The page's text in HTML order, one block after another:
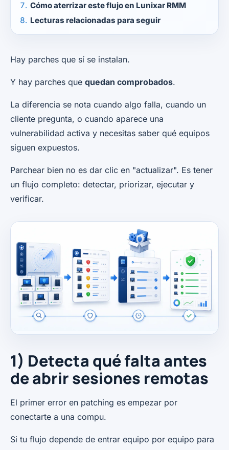
Cómo aterrizar este flujo en Lunixar RMM
Lecturas relacionadas para seguir
Hay parches que sí se instalan.
Y hay parches que quedan comprobados.
La diferencia se nota cuando algo falla, cuando un
cliente pregunta, o cuando aparece una
vulnerabilidad activa y necesitas saber qué equipos
siguen expuestos.
Parchear bien no es dar clic en "actualizar". Es tener
un flujo completo: detectar, priorizar, ejecutar y
verificar.
1) Detecta qué falta antes
de abrir sesiones remotas
El primer error en patching es empezar por
conectarte a una compu.
Si tu flujo depende de entrar equipo por equipo para